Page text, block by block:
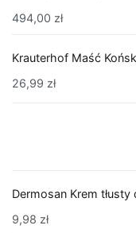
494,00 zł
Krauterhof Maść
26,99 zł
Dermosan Krem
9,98 zł